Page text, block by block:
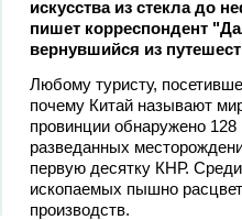
искусства из стекла до
пишет корреспондент
вернувшийся из
Любому туристу,
почему Китай называют
провинции обнаружено
разведанных
первую десятку КНР.
ископаемых пышно
производств.